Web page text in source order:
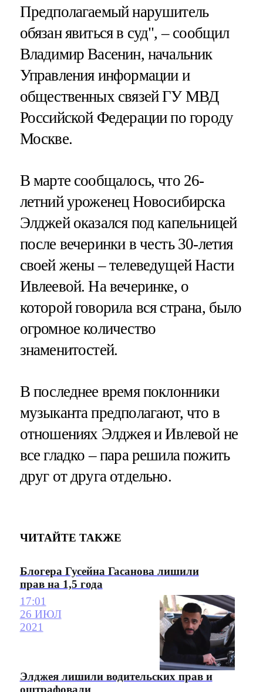
Предполагаемый нарушитель
обязан явиться в суд", – сообщил
Владимир Васенин, начальник
Управления информации и
общественных связей ГУ МВД
Российской Федерации по городу
Москве.
В марте сообщалось, что 26-
летний уроженец Новосибирска
Элджей оказался под капельницей
после вечеринки в честь 30-летия
своей жены – телеведущей Насти
Ивлеевой. На вечеринке, о
которой говорила вся страна, было
огромное количество
знаменитостей.
В последнее время поклонники
музыканта предполагают, что в
отношениях Элджея и Ивлевой не
все гладко – пара решила пожить
друг от друга отдельно.
ЧИТАЙТЕ ТАКЖЕ
Блогера Гусейна Гасанова лишили
прав на 1,5 года
17:01
26 ИЮЛ
2021
Элджея лишили водительских прав и
оштрафовали